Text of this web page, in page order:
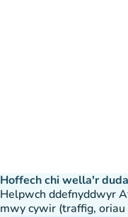
Hoffech chi wella'r
Helpwch ddefnyddwyr
mwy cywir (traffig,